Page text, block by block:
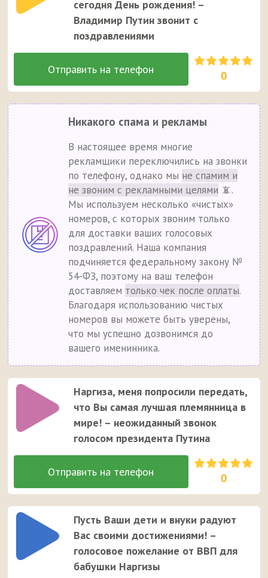
сегодня День рождения! –
Владимир Путин звонит с
поздравлениями
0
Никакого спама и рекламы
В настоящее время многие
рекламщики переключились на звонки
по телефону, однако мы не спамим и
не звоним с рекламными целями 📵.
Мы используем несколько «чистых»
номеров, с которых звоним только
для доставки ваших голосовых
поздравлений. Наша компания
подчиняется федеральному закону №
54-ФЗ, поэтому на ваш телефон
доставляем только чек после оплаты.
Благодаря использованию чистых
номеров вы можете быть уверены,
что мы успешно дозвонимся до
вашего именинника.
Наргиза, меня попросили передать,
что Вы самая лучшая племянница в
мире! – неожиданный звонок
голосом президента Путина
0
Пусть Ваши дети и внуки радуют
Вас своими достижениями! –
голосовое пожелание от ВВП для
бабушки Наргизы